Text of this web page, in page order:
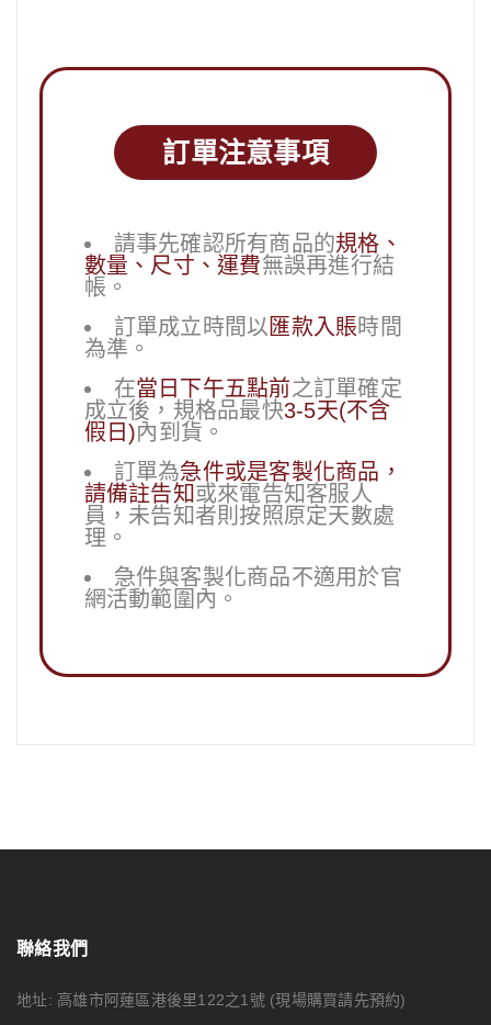
訂單注意事項
請事先確認所有商品的規格、
數量、尺寸、運費無誤再進行結
帳。
訂單成立時間以匯款入賬時間
為準。
在當日下午五點前之訂單確定
成立後，規格品最快3-5天(不含
假日)內到貨。
訂單為急件或是客製化商品，
請備註告知或來電告知客服人
員，未告知者則按照原定天數處
理。
急件與客製化商品不適用於官
網活動範圍內。
聯絡我們
地址: 高雄市阿蓮區港後里122之1號 (現場購買請先預約)